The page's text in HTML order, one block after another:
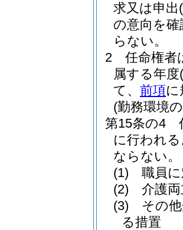
求又は申出(
の意向を
らない。
2
任命権者
属する年度
て、 前項
(勤務環境
第15条の4
に行われ
ならない。
(1)
職員
(2)
介護
(3)
その
る措置